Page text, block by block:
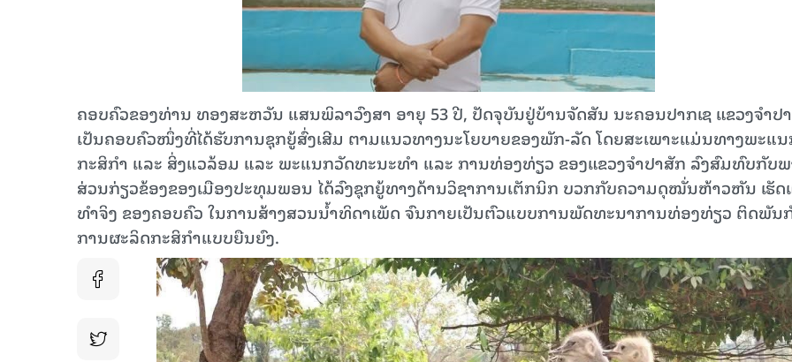
ຄອບຄົວຂອງທ່ານ ທອງສະຫວັນ ແສນພິລາວົງສາ ອາຍຸ 53 ປີ, ປັດຈຸບັນຢູ່ບ້ານຈັດສັນ ນະຄອນປາກເຊ ແຂວງຈໍາປ
ເປັນຄອບຄົວໜຶ່ງທີ່ໄດ້ຮັບການຊຸກຍູ້ສົ່ງເສີມ ຕາມແນວທາງນະໂຍບາຍຂອງພັກ-ລັດ ໂດຍສະເພາະແມ່ນທາງພະແ
ກະສິກໍາ ແລະ ສິ່ງແວລ້ອມ ແລະ ພະແນກວັດທະນະທໍາ ແລະ ການທ່ອງທ່ຽວ ຂອງແຂວງຈໍາປາສັກ ລົງສົມທົບກັບ
ສ່ວນ​ກ່ຽວ​ຂ້ອງ​ຂອງເມືອງປະທຸມພອນ ໄດ້ລົງຊຸກຍູ້ທາງດ້ານວິຊາການເຕັກນິກ ບວກກັບຄວາມດຸໝັ່ນຫ້າວຫັນ ເຮັ
ທໍາຈິງ ຂອງຄອບຄົວ ໃນການສ້າງສວນນໍ້າທິດາເພັດ ຈົນກາຍເປັນຕົວແບບການພັດທະນາການທ່ອງທ່ຽວ ຕິດພັນ
ການຜະລິດກະສິກໍາແບບຍືນຍົງ.